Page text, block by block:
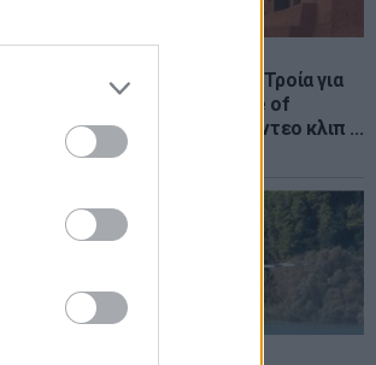
Το μαροκινό χωριό που έγινε Τροία για
τον Nolan, Yunkai για το Game of
Thrones και σκηνικό για το βίντεο κλιπ ...
της Βανδή